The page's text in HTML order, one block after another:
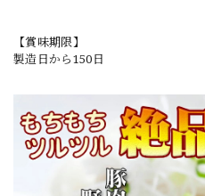
【賞味期限】
製造日から150日